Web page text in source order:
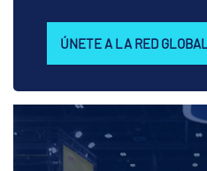
ÚNETE A LA RED